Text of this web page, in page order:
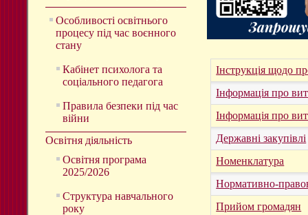
Особливості освітнього
процесу під час воєнного
стану
Кабінет психолога та
соціального педагога
Правила безпеки під час
війни
Освітня діяльність
Освітня програма
2025/2026
Структура навчального
року
Інструкція щодо
Інформація про
Інформація про
Державні закупівлі
Номенклатура
Нормативно-
Прийом громадян